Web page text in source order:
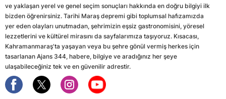
ve yaklaşan yerel ve genel seçim sonuçları hakkında en doğru bilgiyi ilk
bizden öğrenirsiniz. Tarihi Maraş depremi gibi toplumsal hafızamızda
yer eden olayları unutmadan, şehrimizin eşsiz gastronomisini, yöresel
lezzetlerini ve kültürel mirasını da sayfalarımıza taşıyoruz. Kısacası,
Kahramanmaraş'ta yaşayan veya bu şehre gönül vermiş herkes için
tasarlanan Ajans 344, habere, bilgiye ve aradığınız her şeye
ulaşabileceğiniz tek ve en güvenilir adrestir.